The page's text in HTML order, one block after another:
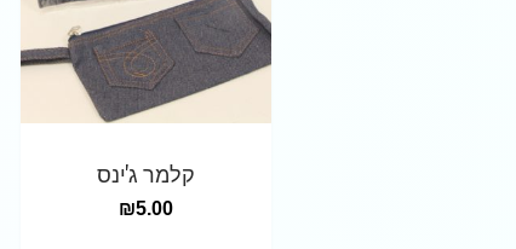
קלמר ג'ינס
₪5.00